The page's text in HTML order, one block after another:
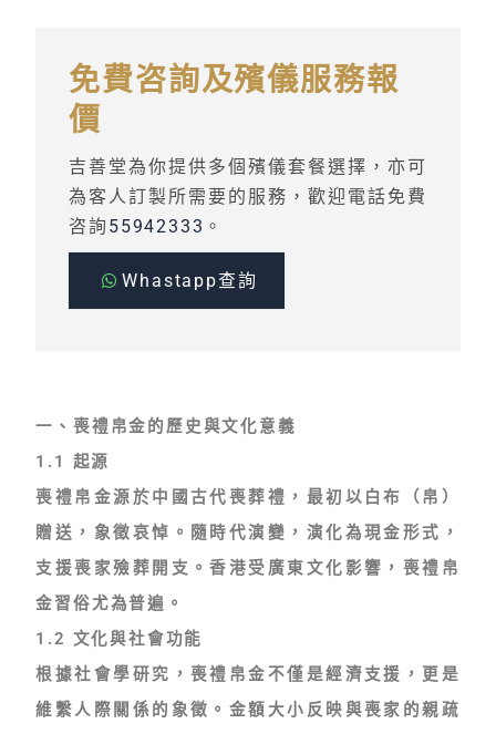
免費咨詢及殯儀服務報
價
吉善堂為你提供多個殯儀套餐選擇，亦可
為客人訂製所需要的服務，歡迎電話免費
咨詢 55942333 。
Whastapp查詢
一、喪禮帛金的歷史與文化意義
1.1 起源
喪禮帛金源於中國古代喪葬禮，最初以白布（帛）
贈送，象徵哀悼。隨時代演變，演化為現金形式，
支援喪家殮葬開支。香港受廣東文化影響， 喪禮帛
金習俗尤為普遍。
1.2 文化與社會功能
根據社會學研究， 喪禮帛金 不僅是經濟支援，更是
維繫人際關係的象徵。金額大小反映與喪家的親疏